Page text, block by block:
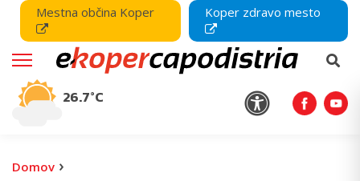
Mestna občina Koper Koper zdravo mesto
26.7°C
Domov ›